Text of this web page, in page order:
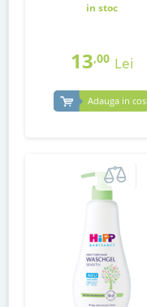
in stoc
13,00 Lei
Adauga in cos